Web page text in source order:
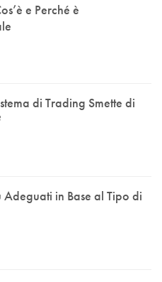
e Perché è
di Trading Smette di
Adeguati in Base al Tipo di